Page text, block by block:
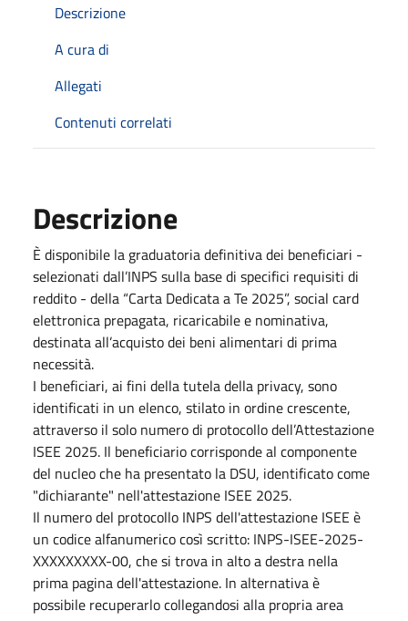
Descrizione
A cura di
Allegati
Contenuti correlati
Descrizione
È disponibile la graduatoria definitiva dei beneficiari -
selezionati dall’INPS sulla base di specifici requisiti di
reddito - della “Carta Dedicata a Te 2025”, social card
elettronica prepagata, ricaricabile e nominativa,
destinata all’acquisto dei beni alimentari di prima
necessità.
I beneficiari, ai fini della tutela della privacy, sono
identificati in un elenco, stilato in ordine crescente,
attraverso il solo numero di protocollo dell’Attestazione
ISEE 2025. Il beneficiario corrisponde al componente
del nucleo che ha presentato la DSU, identificato come
"dichiarante" nell'attestazione ISEE 2025.
Il numero del protocollo INPS dell'attestazione ISEE è
un codice alfanumerico così scritto: INPS-ISEE-2025-
XXXXXXXXX-00, che si trova in alto a destra nella
prima pagina dell'attestazione. In alternativa è
possibile recuperarlo collegandosi alla propria area